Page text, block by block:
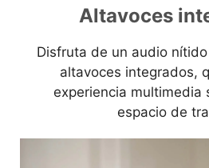
Altavoces
Disfruta de un audio
altavoces integrados,
experiencia multimedia
espacio de